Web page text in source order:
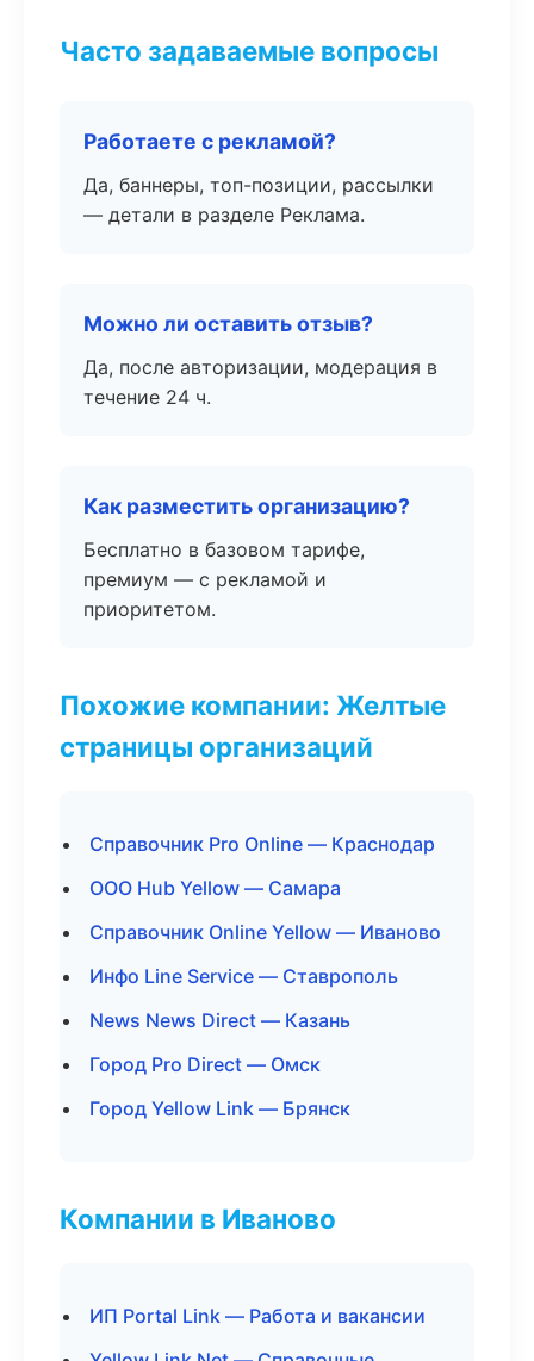
Часто задаваемые вопросы
Работаете с рекламой?
Да, баннеры, топ-позиции, рассылки
— детали в разделе Реклама.
Можно ли оставить отзыв?
Да, после авторизации, модерация в
течение 24 ч.
Как разместить организацию?
Бесплатно в базовом тарифе,
премиум — с рекламой и
приоритетом.
Похожие компании: Желтые
страницы организаций
Справочник Pro Online — Краснодар
ООО Hub Yellow — Самара
Справочник Online Yellow — Иваново
Инфо Line Service — Ставрополь
News News Direct — Казань
Город Pro Direct — Омск
Город Yellow Link — Брянск
Компании в Иваново
ИП Portal Link — Работа и вакансии